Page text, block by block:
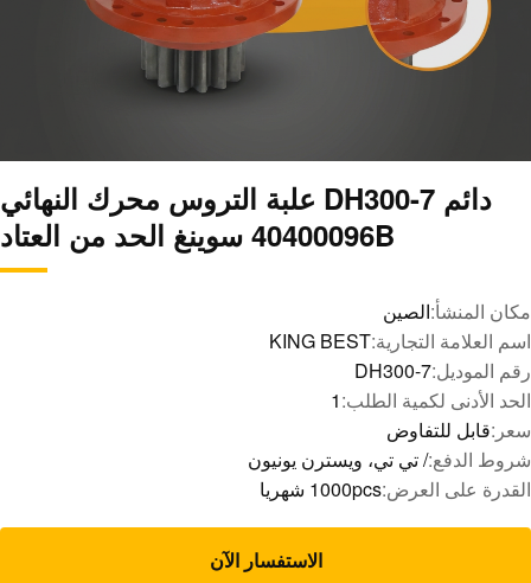
دائم DH300-7 علبة التروس محرك النهائي
40400096B سوينغ الحد من العتاد
مكان المنشأ:الصين
اسم العلامة التجارية:KING BEST
رقم الموديل:DH300-7
الحد الأدنى لكمية الطلب:1
سعر:قابل للتفاوض
شروط الدفع:/ تي تي، ويسترن يونيون
القدرة على العرض:1000pcs شهريا
الاستفسار الآن